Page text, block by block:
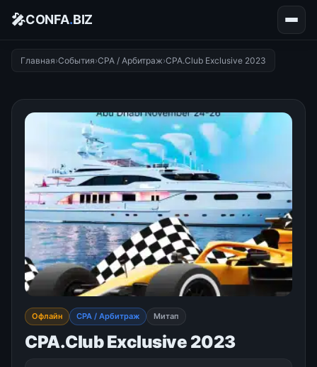
🎤CONFA.BIZ
Главная›События›CPA / Арбитраж›CPA.Club Exclusive 2023
Офлайн CPA / Арбитраж Митап
CPA.Club Exclusive 2023